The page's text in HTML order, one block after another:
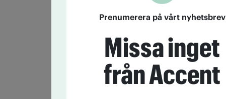
Prenumerera på vårt nyhetsbrev
Missa inget
från Accent